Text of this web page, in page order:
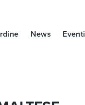
News Eventi